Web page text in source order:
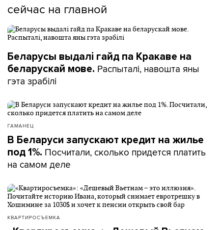
сейчас на главной
Беларусы выдалі гайд па Кракаве на
беларускай мове. Распыталі, навошта яны
гэта зрабілі
ГАМАНЕЦ
В Беларуси запускают кредит на жилье
под 1%. Посчитали, сколько придется платить
на самом деле
КВАРТИРОСЪЕМКА